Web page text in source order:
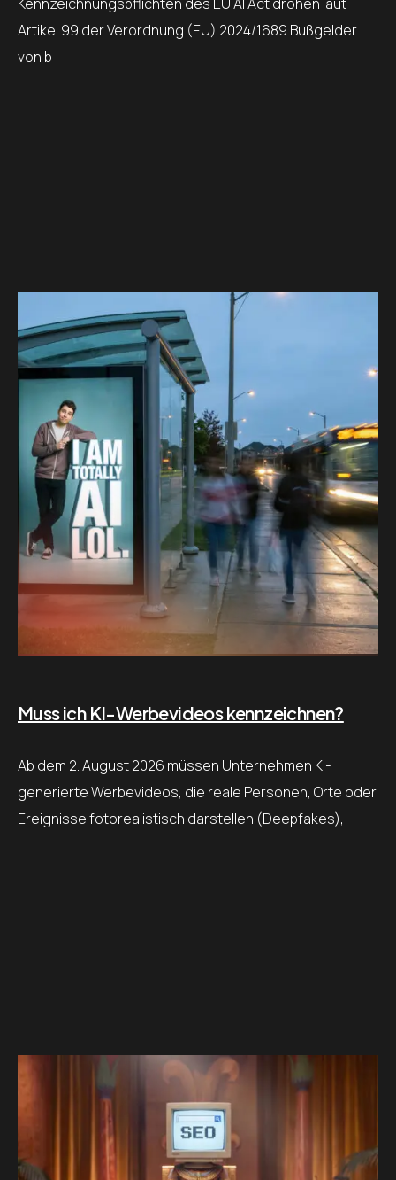
Artikel 99 der Verordnung (EU) 2024/1689 Bußgelder
von b
Muss ich KI-Werbevideos kennzeichnen?
Ab dem 2. August 2026 müssen Unternehmen KI-
generierte Werbevideos, die reale Personen, Orte oder
Ereignisse fotorealistisch darstellen (Deepfakes),